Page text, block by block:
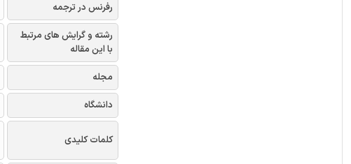
رفرنس در ترجمه
رشته و گرایش های مرتبط
با این مقاله
مجله
دانشگاه
کلمات کلیدی